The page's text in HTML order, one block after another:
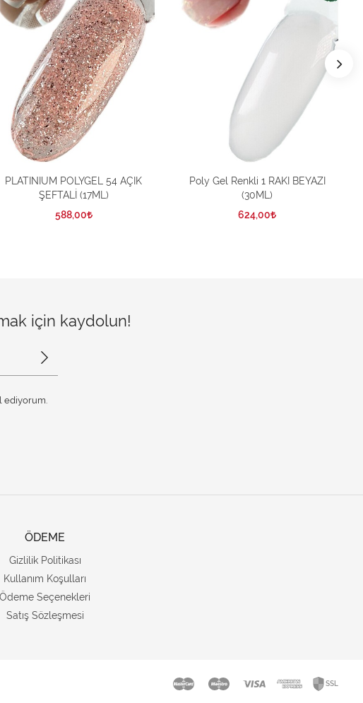
PLATINIUM POLYGEL 54 AÇIK
ŞEFTALİ (17ML)
588,00
Poly Gel Renkli 1 RAKI BEYAZI
(30ML)
624,00
için kaydolun!
ediyorum.
ÖDEME
Gizlilik Politikası
Kullanım Koşulları
Ödeme Seçenekleri
Satış Sözleşmesi